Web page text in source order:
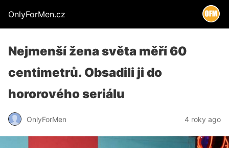
OnlyForMen.cz
Nejmenší žena světa měří 60
centimetrů. Obsadili ji do
hororového seriálu
OnlyForMen 4 roky ago